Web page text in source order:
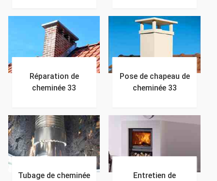
Réparation de
cheminée 33
Pose de chapeau de
cheminée 33
Tubage de cheminée
Entretien de